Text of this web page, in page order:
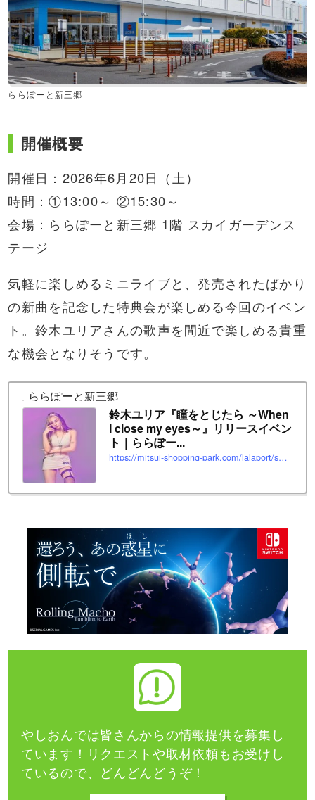
ららぽーと新三郷
開催概要
開催日：2026年6月20日（土）
時間：①13:00～ ②15:30～
会場：ららぽーと新三郷 1階 スカイガーデンス
テージ
気軽に楽しめるミニライブと、発売されたばかり
の新曲を記念した特典会が楽しめる今回のイベン
ト。鈴木ユリアさんの歌声を間近で楽しめる貴重
な機会となりそうです。
ららぽーと新三郷
鈴木ユリア『瞳をとじたら ～When
I close my eyes～』リリースイベン
ト｜ららぽー...
https://mitsui-shopping-park.com/lalaport/shinmisato/event/3448016.html
やしおんでは皆さんからの情報提供を募集し
ています！ リクエストや取材依頼もお受けし
ているので、どんどんどうぞ！